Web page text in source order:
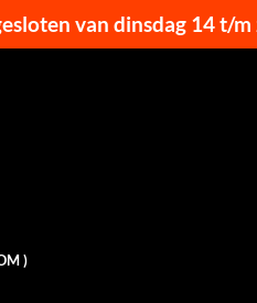
van dinsdag 14 t/
)